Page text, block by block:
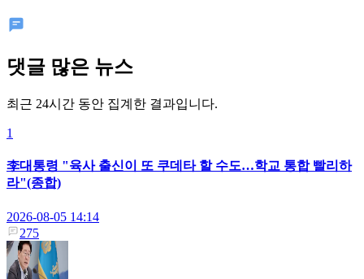
댓글 많은 뉴스
최근 24시간 동안 집계한 결과입니다.
1
李대통령 "육사 출신이 또 쿠데타 할 수도…학교 통합 빨리하
라"(종합)
2026-08-05 14:14
275